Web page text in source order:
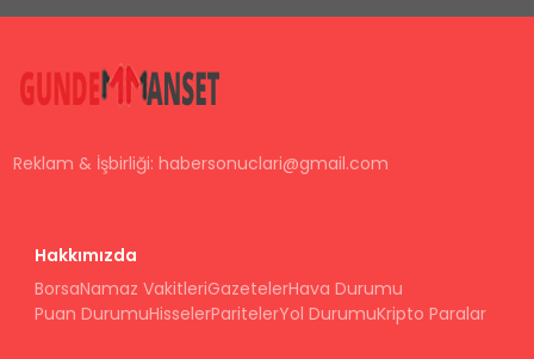
Reklam & İşbirliği:habersonuclari@gmail.com
Hakkımızda
BorsaNamaz VakitleriGazetelerHava Durumu
Puan DurumuHisselerParitelerYol DurumuKripto Paralar